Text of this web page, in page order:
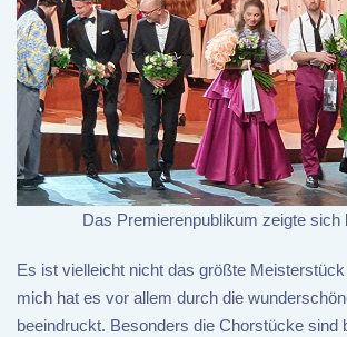
Das Premierenpublikum zeigte sich
Es ist vielleicht nicht das größte
mich hat es vor allem durch die
beeindruckt. Besonders die Chorstücke sind